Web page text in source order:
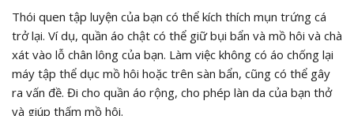
Thói quen tập luyện của bạn có thể kích thích mụn trứng cá
trở lại. Ví dụ, quần áo chật có thể giữ bụi bẩn và mồ hôi và chà
xát vào lỗ chân lông của bạn. Làm việc không có áo chống lại
máy tập thể dục mồ hôi hoặc trên sàn bẩn, cũng có thể gây
ra vấn đề. Đi cho quần áo rộng, cho phép làn da của bạn thở
và giúp thấm mồ hôi.